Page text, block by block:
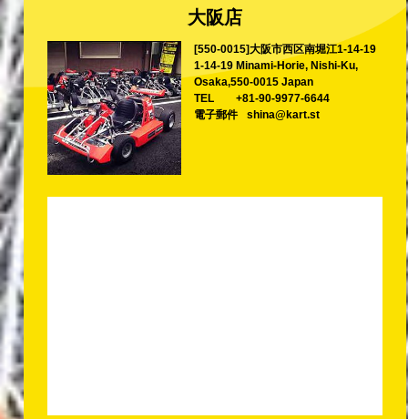
大阪店
[550-0015]大阪市西区南堀江1-14-19
1-14-19 Minami-Horie, Nishi-Ku,
Osaka,550-0015 Japan
TEL
+81-90-9977-6644
電子郵件
shina@kart.st